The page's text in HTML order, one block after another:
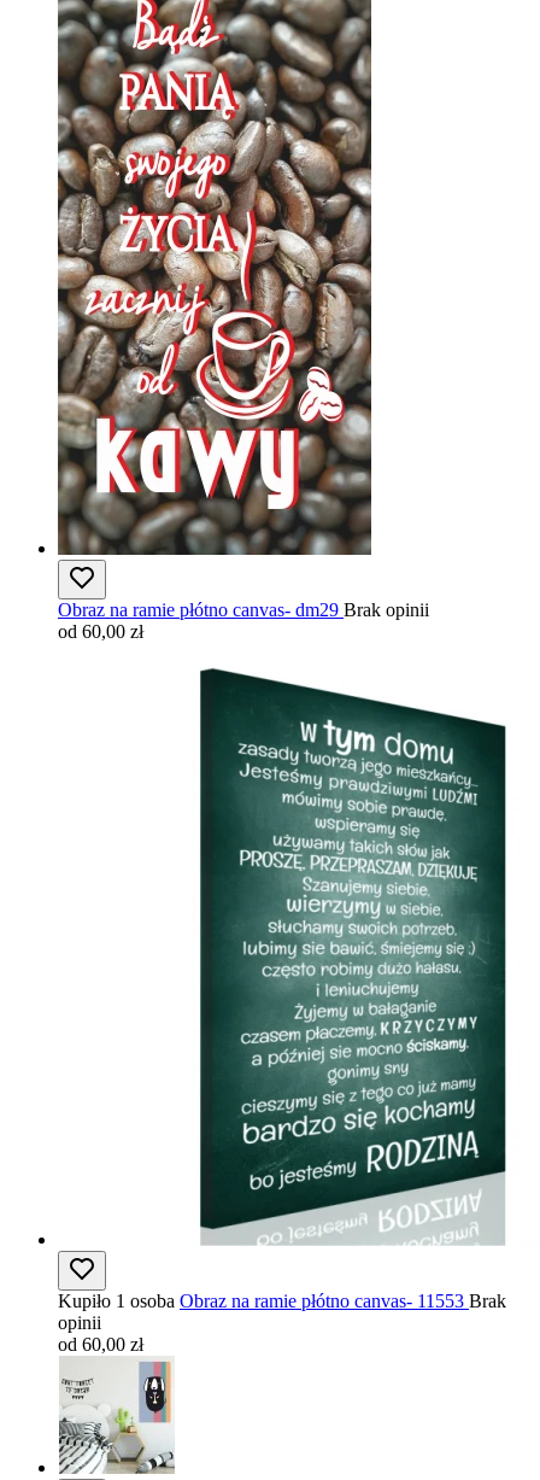
Obraz na ramie płótno canvas- dm29 Brak opinii
od 60,00 zł
Kupiło 1 osoba Obraz na ramie płótno canvas- 11553 Brak
opinii
od 60,00 zł